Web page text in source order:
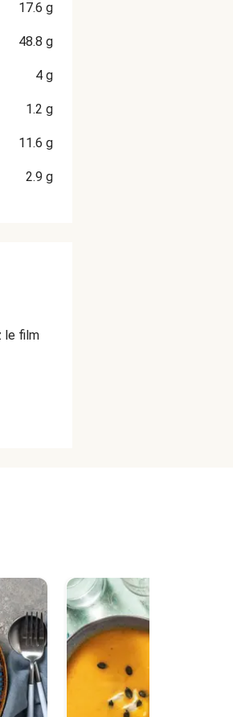
17.6 g
48.8 g
4 g
1.2 g
11.6 g
2.9 g
le film